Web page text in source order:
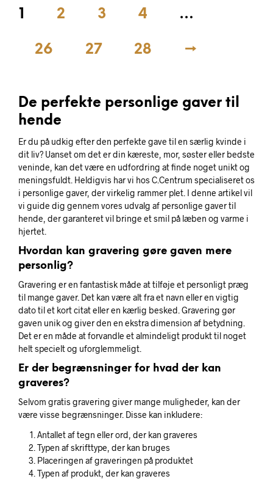
1 2 3 4 …
26 27 28 →
De perfekte personlige gaver til
hende
Er du på udkig efter den perfekte gave til en særlig kvinde i
dit liv? Uanset om det er din kæreste, mor, søster eller bedste
veninde, kan det være en udfordring at finde noget unikt og
meningsfuldt. Heldigvis har vi hos C.Centrum specialiseret os
i personlige gaver, der virkelig rammer plet. I denne artikel vil
vi guide dig gennem vores udvalg af personlige gaver til
hende, der garanteret vil bringe et smil på læben og varme i
hjertet.
Hvordan kan gravering gøre gaven mere
personlig?
Gravering er en fantastisk måde at tilføje et personligt præg
til mange gaver. Det kan være alt fra et navn eller en vigtig
dato til et kort citat eller en kærlig besked. Gravering gør
gaven unik og giver den en ekstra dimension af betydning.
Det er en måde at forvandle et almindeligt produkt til noget
helt specielt og uforglemmeligt.
Er der begrænsninger for hvad der kan
graveres?
Selvom gratis gravering giver mange muligheder, kan der
være visse begrænsninger. Disse kan inkludere:
Antallet af tegn eller ord, der kan graveres
Typen af skrifttype, der kan bruges
Placeringen af graveringen på produktet
Typen af produkt, der kan graveres